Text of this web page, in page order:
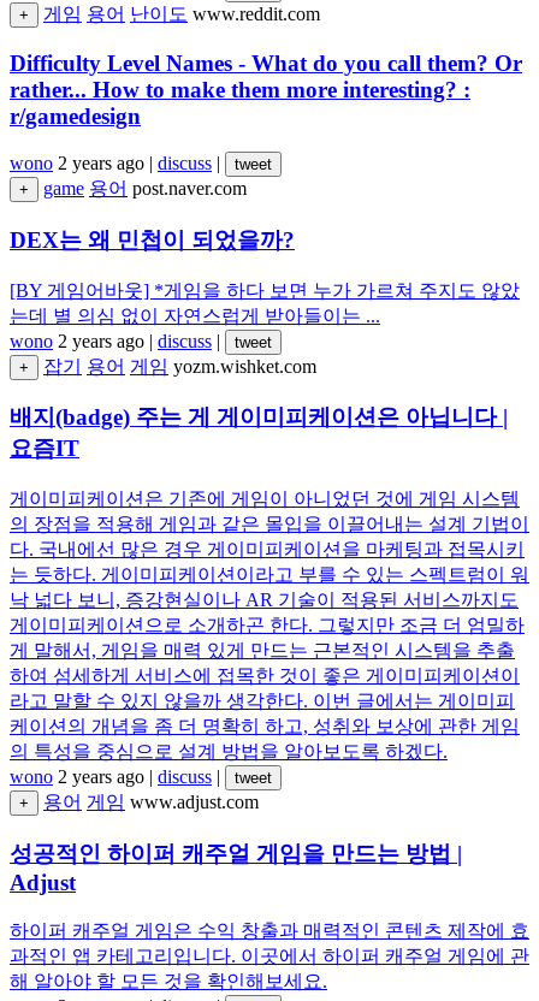
+
게임 용어 난이도 www.reddit.com
Difficulty Level Names - What do you call them? Or
rather... How to make them more interesting? :
r/gamedesign
wono 2 years ago | discuss |
tweet
+
game 용어 post.naver.com
DEX는 왜 민첩이 되었을까?
[BY 게임어바웃] *게임을 하다 보면 누가 가르쳐 주지도 않았
는데 별 의심 없이 자연스럽게 받아들이는 ...
wono 2 years ago | discuss |
tweet
+
잡기 용어 게임 yozm.wishket.com
배지(badge) 주는 게 게이미피케이션은 아닙니다 |
요즘IT
게이미피케이션은 기존에 게임이 아니었던 것에 게임 시스템
의 장점을 적용해 게임과 같은 몰입을 이끌어내는 설계 기법이
다. 국내에선 많은 경우 게이미피케이션을 마케팅과 접목시키
는 듯하다. 게이미피케이션이라고 부를 수 있는 스펙트럼이 워
낙 넓다 보니, 증강현실이나 AR 기술이 적용된 서비스까지도
게이미피케이션으로 소개하곤 한다. 그렇지만 조금 더 엄밀하
게 말해서, 게임을 매력 있게 만드는 근본적인 시스템을 추출
하여 섬세하게 서비스에 접목한 것이 좋은 게이미피케이션이
라고 말할 수 있지 않을까 생각한다. 이번 글에서는 게이미피
케이션의 개념을 좀 더 명확히 하고, 성취와 보상에 관한 게임
의 특성을 중심으로 설계 방법을 알아보도록 하겠다.
wono 2 years ago | discuss |
tweet
+
용어 게임 www.adjust.com
성공적인 하이퍼 캐주얼 게임을 만드는 방법 |
Adjust
하이퍼 캐주얼 게임은 수익 창출과 매력적인 콘텐츠 제작에 효
과적인 앱 카테고리입니다. 이곳에서 하이퍼 캐주얼 게임에 관
해 알아야 할 모든 것을 확인해보세요.